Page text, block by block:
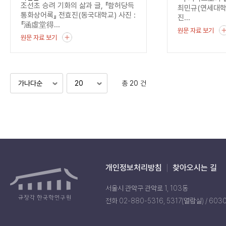
조선초 승려 기화의 삶과 글, 『함허당득
통화상어록』 전효진(동국대학교) 사진 :
『涵虛堂得...
원문 자료 보기
최민규(연세
진...
원문 자료 보기
총 20 건
개인정보처리방침 찾아오시는 길
서울시 관악구 관악로 1, 103동
전화 02-880-5316, 5317(열람실) /